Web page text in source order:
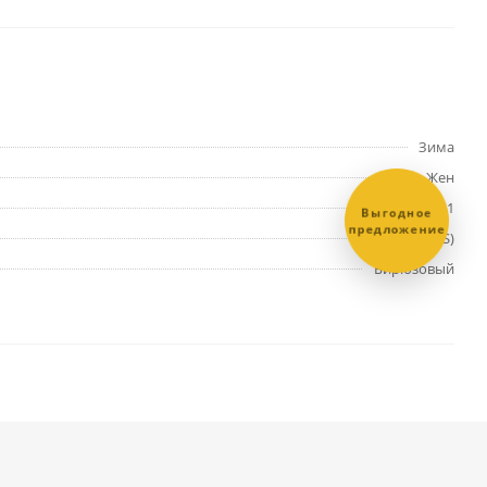
Зима
Жен
232941
4 (XS)
Бирюзовый
Выгодное
предложение